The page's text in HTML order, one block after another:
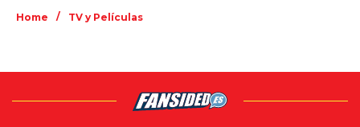
Home / TV y Películas